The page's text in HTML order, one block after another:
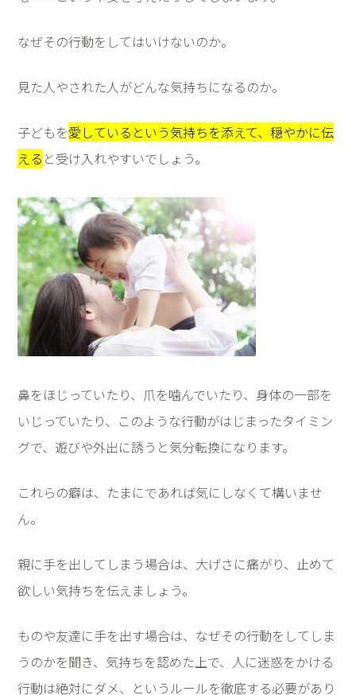
なぜその行動をしてはいけないのか。
見た人やされた人がどんな気持ちになるのか。
子どもを愛しているという気持ちを添えて、穏やかに伝
える と受け入れやすいでしょう。
鼻をほじっていたり、爪を噛んでいたり、身体の一部を
いじっていたり、このような行動がはじまったタイミン
グで、遊びや外出に誘うと気分転換になります。
これらの癖は、たまにであれば気にしなくて構いませ
ん。
親に手を出してしまう場合は、大げさに痛がり、止めて
欲しい気持ちを伝えましょう。
ものや友達に手を出す場合は、なぜその行動をしてしま
うのかを聞き、気持ちを認めた上で、人に迷惑をかける
行動は絶対にダメ、というルールを徹底する必要があり